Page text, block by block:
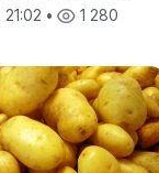
• 1 280